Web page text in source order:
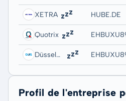
XETRA HUBE.DE
Quotrix
Düsseldorf
Profil de l'entreprise